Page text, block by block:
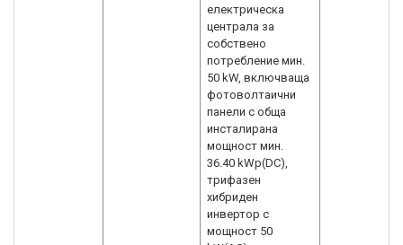
електрическа
централа за
собствено
потребление мин.
50 kW, включваща
фотоволтаични
панели с обща
инсталирана
мощност мин.
36.40 kWp(DC),
трифазен
хибриден
инвертор с
мощност 50